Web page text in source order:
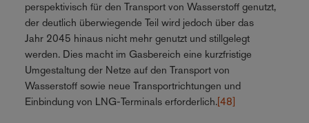
perspektivisch für den Transport von Wasserstoff genutzt,
der deutlich überwiegende Teil wird jedoch über das
Jahr 2045 hinaus nicht mehr genutzt und stillgelegt
werden. Dies macht im Gasbereich eine kurzfristige
Umgestaltung der Netze auf den Transport von
Wasserstoff sowie neue Transportrichtungen und
Einbindung von LNG-Terminals erforderlich.[48]